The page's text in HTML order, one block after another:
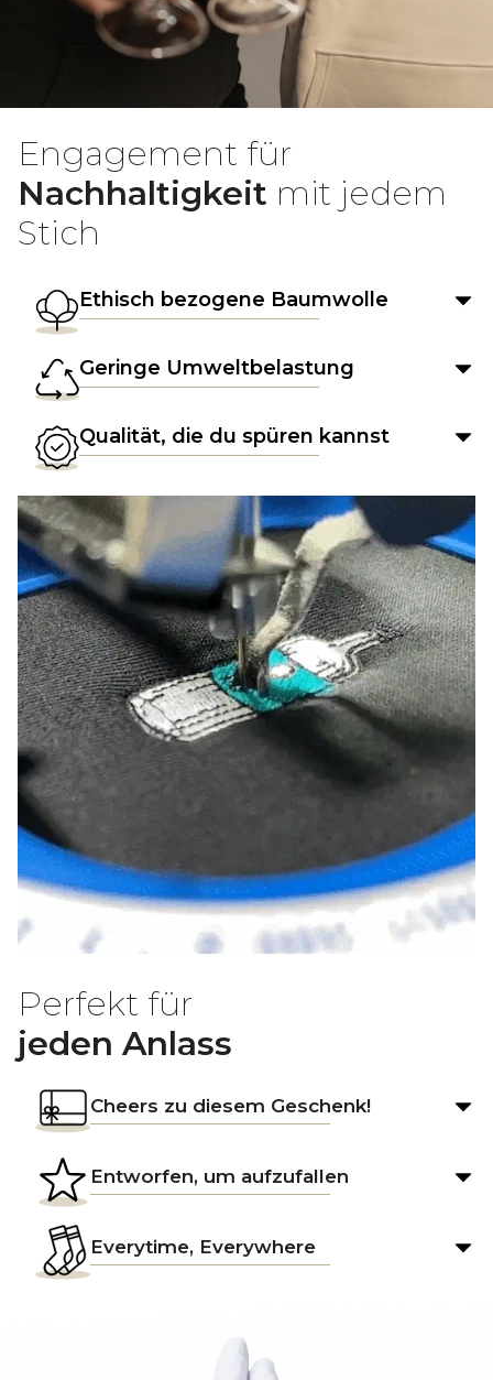
Engagement für
Nachhaltigkeit mit jedem
Stich
Ethisch bezogene Baumwolle
Geringe Umweltbelastung
Qualität, die du spüren kannst
Perfekt für
jeden Anlass
Cheers zu diesem Geschenk!
Entworfen, um aufzufallen
Everytime, Everywhere